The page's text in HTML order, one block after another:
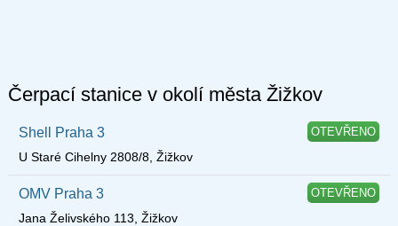
Čerpací stanice v okolí města Žižkov
Shell Praha 3 OTEVŘENO
U Staré Cihelny 2808/8, Žižkov
OMV Praha 3 OTEVŘENO
Jana Želivského 113, Žižkov